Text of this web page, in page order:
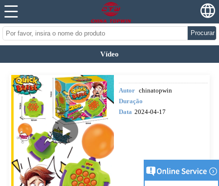
Procurar
Vídeo
Autor chinatopwin
Duração
Data 2024-04-17